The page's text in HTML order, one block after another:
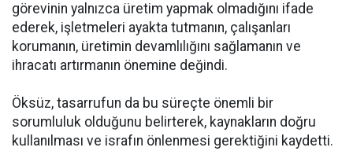
görevinin yalnızca üretim yapmak olmadığını ifade
ederek, işletmeleri ayakta tutmanın, çalışanları
korumanın, üretimin devamlılığını sağlamanın ve
ihracatı artırmanın önemine değindi.
Öksüz, tasarrufun da bu süreçte önemli bir
sorumluluk olduğunu belirterek, kaynakların doğru
kullanılması ve israfın önlenmesi gerektiğini kaydetti.